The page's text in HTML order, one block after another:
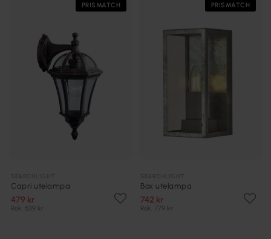
PRISMATCH
Capri utelampa
479 kr
Rek. 639 kr
PRISMATCH
Box utelampa
742 kr
Rek. 779 kr